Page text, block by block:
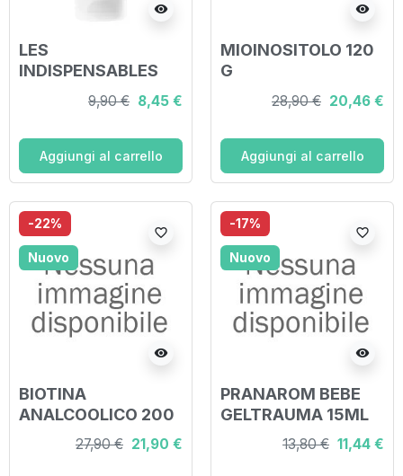
visibility
LES
INDISPENSABLES
CREMA MANI &
UNGHIE 50 ML
9,90 € 8,45 €
Aggiungi al carrello
visibility
MIOINOSITOLO 120
G
28,90 € 20,46 €
Aggiungi al carrello
-22%
Nuovo
visibility
favorite_border
BIOTINA
ANALCOOLICO 200
27,90 € 21,90 €
-17%
Nuovo
visibility
favorite_border
PRANAROM BEBE
GELTRAUMA 15ML
13,80 € 11,44 €